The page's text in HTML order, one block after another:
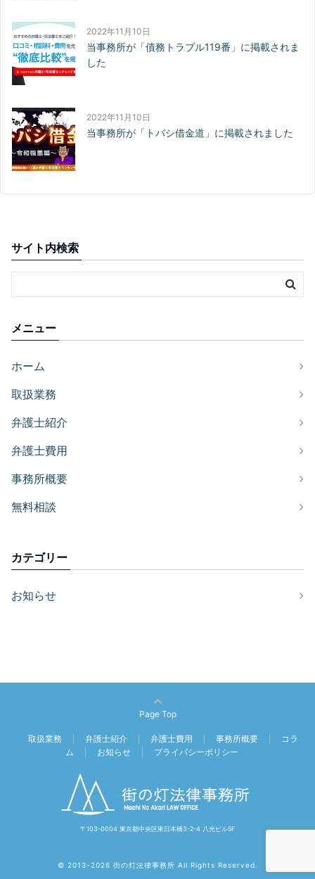
2022年11月10日
当事務所が「債務トラブル119番」に掲載されま
した
2022年11月10日
当事務所が「トバシ借金道」に掲載されました
サイト内検索
メニュー
ホーム
取扱業務
弁護士紹介
弁護士費用
事務所概要
無料相談
カテゴリー
お知らせ
Page Top
取扱業務 弁護士紹介 弁護士費用 事務所概要
コラ
ム
お知らせ プライバシーポリシー
〒103-0004 東京都中央区東日本橋3-2-4 八光ビル5F
© 2013-2026 街の灯法律事務所 All Rights Reserved.